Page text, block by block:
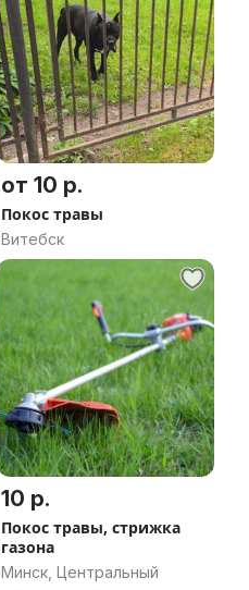
от 10 р.
Покос травы
Витебск
10 р.
Покос травы, стрижка
газона
Минск, Центральный